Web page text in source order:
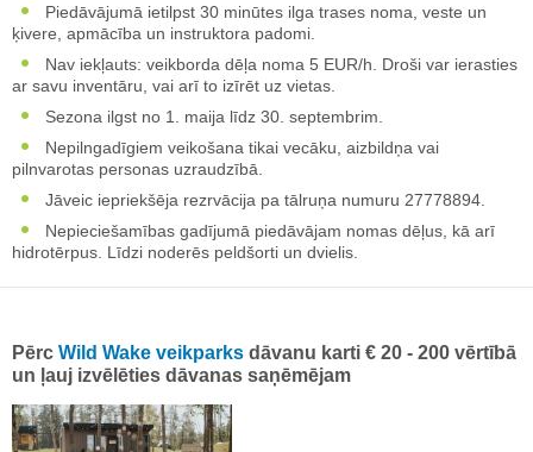
Piedāvājumā ietilpst 30 minūtes ilga trases noma, veste un
ķivere, apmācība un instruktora padomi.
Nav iekļauts: veikborda dēļa noma 5 EUR/h. Droši var ierasties
ar savu inventāru, vai arī to izīrēt uz vietas.
Sezona ilgst no 1. maija līdz 30. septembrim.
Nepilngadīgiem veikošana tikai vecāku, aizbildņa vai
pilnvarotas personas uzraudzībā.
Jāveic iepriekšēja rezrvācija pa tālruņa numuru 27778894.
Nepieciešamības gadījumā piedāvājam nomas dēļus, kā arī
hidrotērpus. Līdzi noderēs peldšorti un dvielis.
Pērc Wild Wake veikparks dāvanu karti € 20 - 200 vērtībā
un ļauj izvēlēties dāvanas saņēmējam